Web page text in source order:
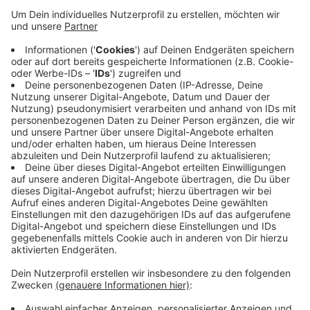
aus der Fahrerkabine genommen hatte. Der Fahrer
verletzte den Täter leicht, er konnte trotzdem
entkommen, wurde aber kurz danach von der
Polizei festgenommen. Dienstagabend wurde an
der Hofaue ein Auto aufgebrochen, der Täter
nahm eine Umhängetasche mit. Und vergangenen
Freitag wurde in einen Imbiss an der Robertstraße
eingebrochen. Dort hatte der Täter Bargeld
gestohlen.
Veröffentlicht:Freitag, 15.07.2022 10:11
Anzeige